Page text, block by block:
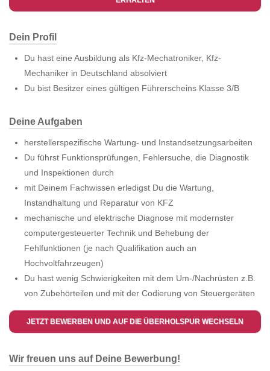
Dein Profil
Du hast eine Ausbildung als Kfz-Mechatroniker, Kfz-
Mechaniker in Deutschland absolviert
Du bist Besitzer eines gültigen Führerscheins Klasse 3/B
Deine Aufgaben
herstellerspezifische Wartung- und Instandsetzungsarbeiten
Du führst Funktionsprüfungen, Fehlersuche, die Diagnostik
und Inspektionen durch
mit Deinem Fachwissen erledigst Du die Wartung,
Instandhaltung und Reparatur von KFZ
mechanische und elektrische Diagnose mit modernster
computergesteuerter Technik und Behebung der
Fehlfunktionen (je nach Qualifikation auch an
Hochvoltfahrzeugen)
Du hast wenig Schwierigkeiten mit dem Um-/Nachrüsten z.B.
von Zubehörteilen und mit der Codierung von Steuergeräten
JETZT BEWERBEN UND AUF DIE ÜBERHOLSPUR WECHSELN
Wir freuen uns auf Deine Bewerbung!